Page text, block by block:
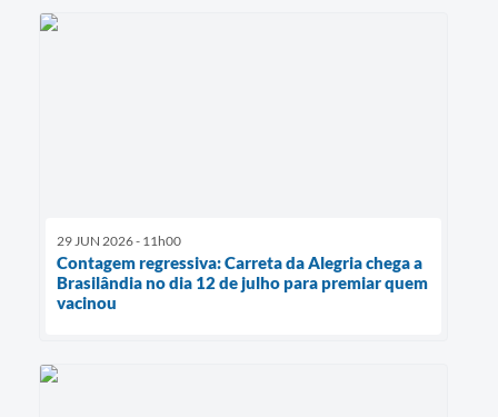
29 JUN 2026 - 11h00
Contagem regressiva: Carreta da Alegria chega a
Brasilândia no dia 12 de julho para premiar quem
vacinou